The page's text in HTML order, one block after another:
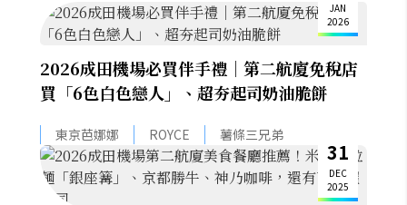
JAN
2026
2026成田機場必買伴手禮│第二航廈免稅店
買「6色白色戀人」、超夯起司奶油脆餅
東京芭娜娜 ROYCE 薯條三兄弟
31
DEC
2025